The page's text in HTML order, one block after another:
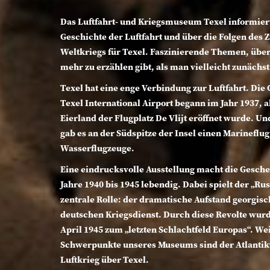
Das Luftfahrt- und Kriegsmuseum Texel
Geschichte der Luftfahrt und über die Folgen des
Weltkriegs für Texel. Faszinierende Themen,
mehr zu erzählen gibt, als man vielleicht
Texel hat eine enge Verbindung zur Luftfahrt. Die
Texel International Airport begann im Jahr 1937,
Eierland der Flugplatz De Vlijt eröffnet wurde.
gab es an der Südspitze der Insel einen
Wasserflugzeuge.
Eine eindrucksvolle Ausstellung macht die
Jahre 1940 bis 1945 lebendig. Dabei spielt der
zentrale Rolle: der dramatische Aufstand
deutschen Kriegsdienst. Durch diese Revolte
April 1945 zum „letzten Schlachtfeld Europas“.
Schwerpunkte unseres Museums sind der
Luftkrieg über Texel.